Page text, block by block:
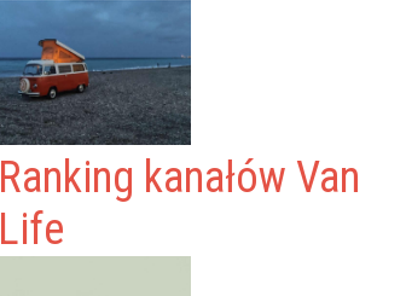
Ranking kanałów Van
Life